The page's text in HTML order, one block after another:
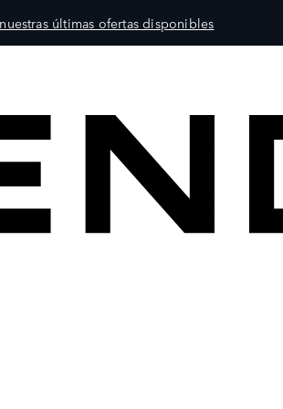
últimas ofertas disponibles